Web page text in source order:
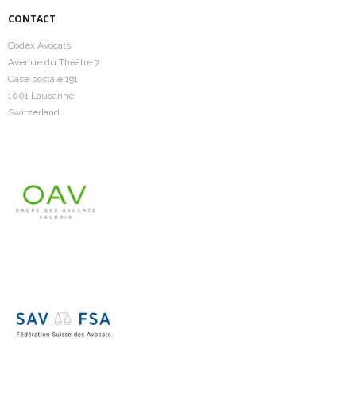
CONTACT
Codex Avocats
Avenue du Théâtre 7
Case postale 191
1001 Lausanne
Switzerland